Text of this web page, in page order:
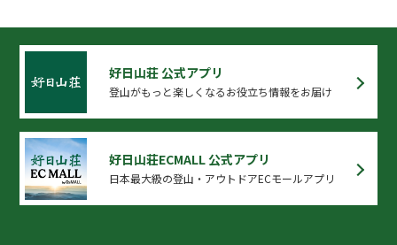
好日山荘 公式アプリ
登山がもっと楽しくなるお役立ち情報をお届け
好日山荘ECMALL 公式アプリ
日本最大級の登山・アウトドアECモールアプリ